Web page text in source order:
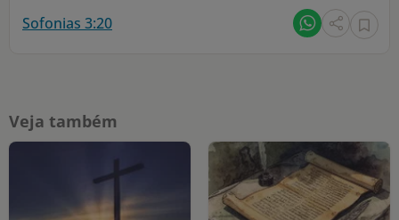
Sofonias 3:20
Veja também